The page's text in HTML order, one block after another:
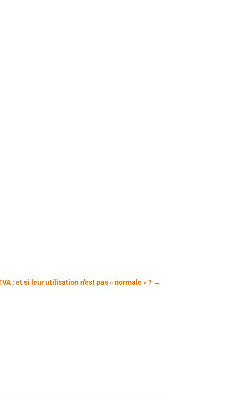
: et si leur utilisation n’est pas « normale » ?→